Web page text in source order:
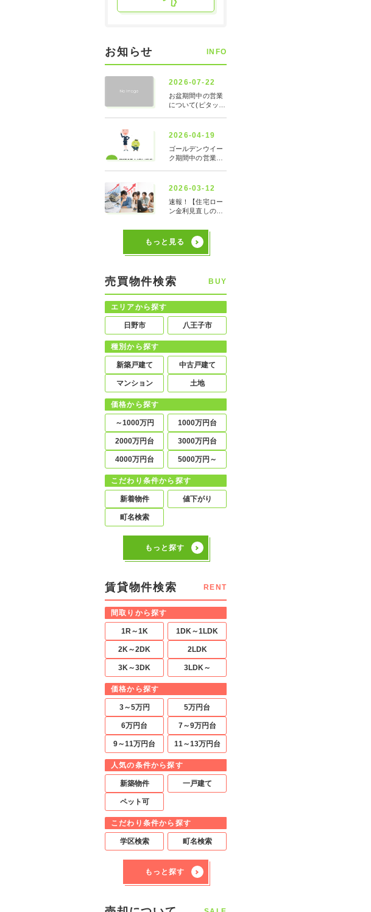
お知らせ INFO
もっと見る
売買物件検索 BUY
エリアから探す
日野市 八王子市
種別から探す
新築戸建て 中古戸建て
マンション 土地
価格から探す
～1000万円 1000万円台
2000万円台 3000万円台
4000万円台 5000万円～
こだわり条件から探す
新着物件 値下がり
町名検索
もっと探す
賃貸物件検索 RENT
間取りから探す
1R～1K 1DK～1LDK
2K～2DK 2LDK
3K～3DK 3LDK～
価格から探す
3～5万円 5万円台
6万円台 7～9万円台
9～11万円台 11～13万円台
人気の条件から探す
新築物件 一戸建て
ペット可
こだわり条件から探す
学区検索 町名検索
もっと探す